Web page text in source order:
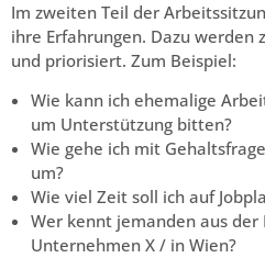
Im zweiten Teil der
ihre Erfahrungen. Dazu werden
und priorisiert. Zum Beispiel:
Wie kann ich ehemalige
um Unterstützung bitten?
Wie gehe ich mit
um?
Wie viel Zeit soll ich auf
Wer kennt jemanden aus
Unternehmen X / in Wien?